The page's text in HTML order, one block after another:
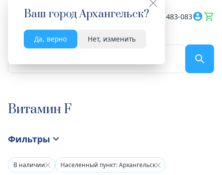
Ваш городАрхангельск?
Да, верно Нет, изменить
Весь сайт 8182 483-083
Витамин F
Фильтры
В наличии Населенный пункт: Архангельск